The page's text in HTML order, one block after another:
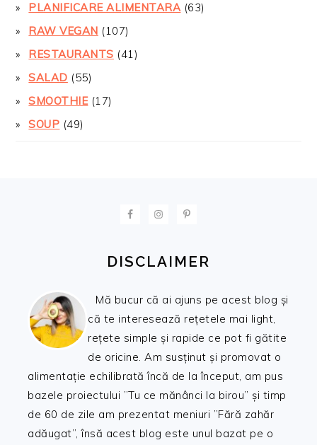
PLANIFICARE ALIMENTARA(63)
RAW VEGAN (107)
RESTAURANTS (41)
SALAD (55)
SMOOTHIE(17)
SOUP (49)
DISCLAIMER
Mă bucur că ai ajuns pe acest blog și
că te interesează rețetele mai light,
rețete simple și rapide ce pot fi gătite
de oricine. Am susținut și promovat o
alimentație echilibrată încă de la început, am pus
bazele proiectului ”Tu ce mănânci la birou” și timp
de 60 de zile am prezentat meniuri ”Fără zahăr
adăugat”, însă acest blog este unul bazat pe o